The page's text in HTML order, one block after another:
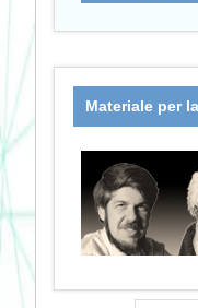
Materiale per